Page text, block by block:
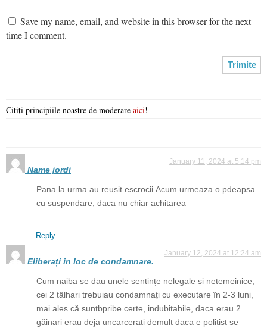
Save my name, email, and website in this browser for the next
time I comment.
Citiți principiile noastre de moderare aici!
Name jordi
January 11, 2024 at 5:14 pm
Pana la urma au reusit escrocii.Acum urmeaza o pdeapsa
cu suspendare, daca nu chiar achitarea
Reply
Eliberați in loc de condamnare.
January 12, 2024 at 12:24 am
Cum naiba se dau unele sentințe nelegale și netemeinice,
cei 2 tâlhari trebuiau condamnați cu executare în 2-3 luni,
mai ales că suntbpribe certe, indubitabile, daca erau 2
găinari erau deja uncarcerati demult daca e polițist se